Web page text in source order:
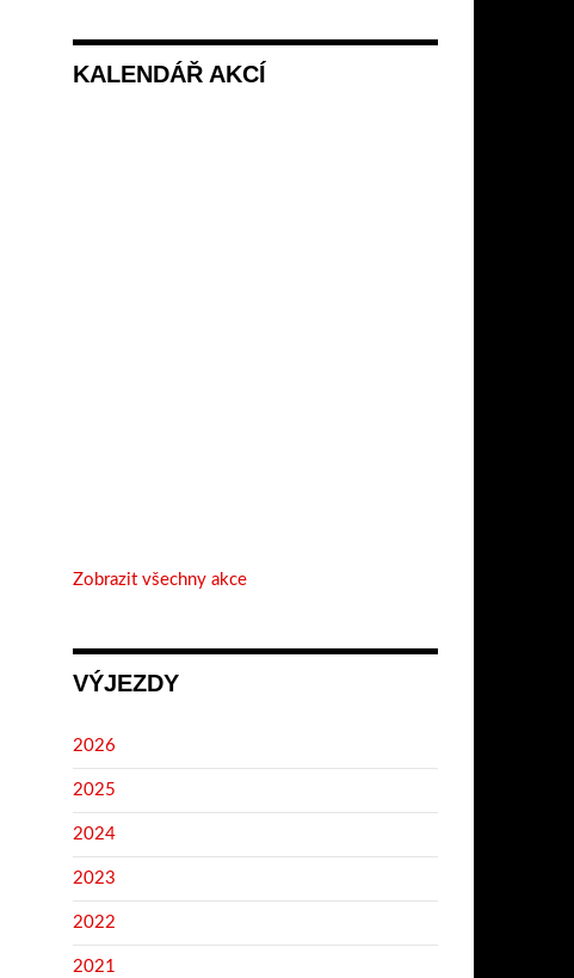
KALENDÁŘ AKCÍ
Zobrazit všechny akce
VÝJEZDY
2026
2025
2024
2023
2022
2021